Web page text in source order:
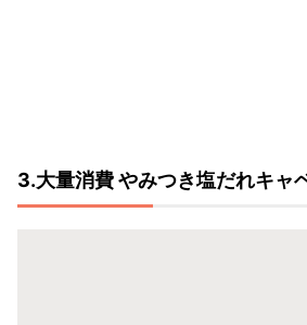
3.大量消費 やみつき塩だれキャ